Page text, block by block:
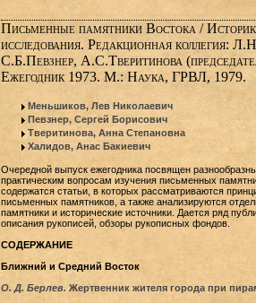
Письменные памятники Востока /
исследования. Редакционная коллегия:
С.Б.Певзнер, А.С.Тверитинова
Ежегодник 1973. М.: Наука, ГРВЛ, 1979.
Меньшиков, Лев Николаевич
Певзнер, Сергей Борисович
Тверитинова, Анна Степановна
Халидов, Анас Бакиевич
Очередной выпуск ежегодника посвящен
практическим вопросам изучения письменных
содержатся статьи, в которых рассматриваются
письменных памятников, а также анализируются
памятники и исторические источники. Дается ряд
описания рукописей, обзоры рукописных фондов.
СОДЕРЖАНИЕ
Ближний и Средний Восток
О. Д. Берлев. Жертвенник жителя города при